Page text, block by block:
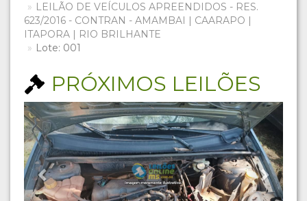
LEILÃO DE VEÍCULOS APREENDIDOS - RES.
623/2016 - CONTRAN - AMAMBAI | CAARAPO |
ITAPORA | RIO BRILHANTE
Lote: 001
PRÓXIMOS LEILÕES
Previous Next